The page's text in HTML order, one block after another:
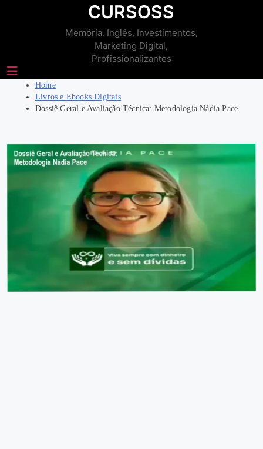
CURSOSS
Memória, Inglês, Investimentos,
Marketing Digital,
Profissionalizantes
Home
Livros e Ebooks Digitais
Dossiê Geral e Avaliação Técnica: Metodologia Nádia Pace